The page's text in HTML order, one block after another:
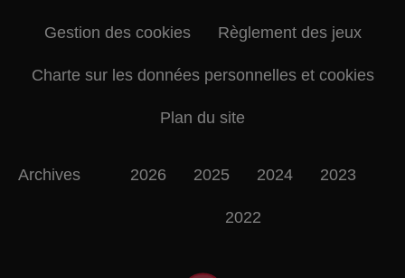
Gestion des cookies Règlement des jeux
Charte sur les données personnelles et cookies
Plan du site
Archives 2026 2025 2024 2023
2022